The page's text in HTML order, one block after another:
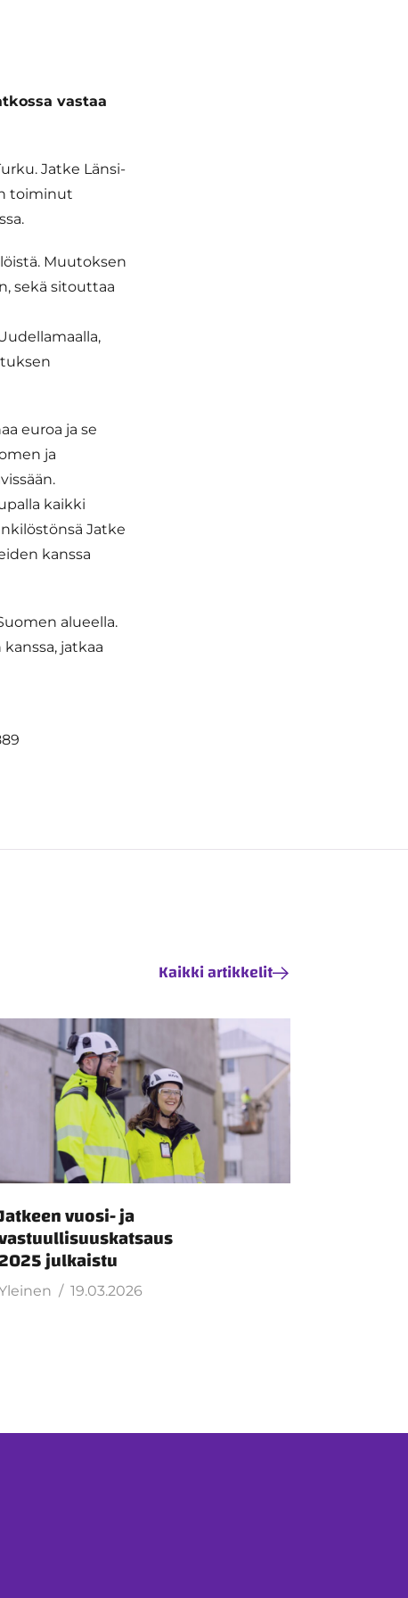
vastaa
Jatke Länsi-
toiminut
Muutoksen
sekä sitouttaa
euroa ja se
ja
kaikki
Jatke
kanssa
alueella.
jatkaa
vuosi- ja
julkaistu
19.03.2026
Kaikki artikkelit